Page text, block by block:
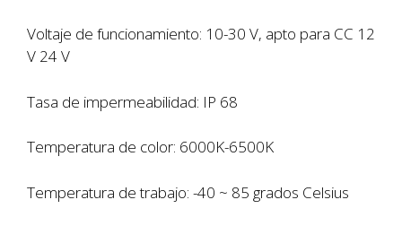
Voltaje de funcionamiento: 10-30 V, apto para CC 12
V 24 V
Tasa de impermeabilidad: IP 68
Temperatura de color: 6000K-6500K
Temperatura de trabajo: -40 ~ 85 grados Celsius